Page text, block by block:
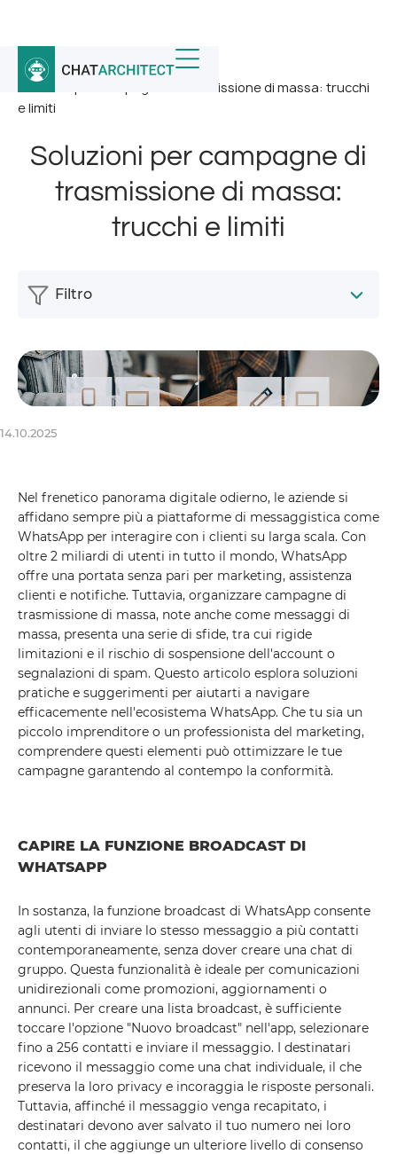
Home / Notizia /
Soluzioni per campagne di trasmissione di massa: trucchi
e limiti
Soluzioni per campagne di
trasmissione di massa:
trucchi e limiti
14.10.2025
Nel frenetico panorama digitale odierno, le aziende si
affidano sempre più a piattaforme di messaggistica come
WhatsApp per interagire con i clienti su larga scala. Con
oltre 2 miliardi di utenti in tutto il mondo, WhatsApp
offre una portata senza pari per marketing, assistenza
clienti e notifiche. Tuttavia, organizzare campagne di
trasmissione di massa, note anche come messaggi di
massa, presenta una serie di sfide, tra cui rigide
limitazioni e il rischio di sospensione dell'account o
segnalazioni di spam. Questo articolo esplora soluzioni
pratiche e suggerimenti per aiutarti a navigare
efficacemente nell'ecosistema WhatsApp. Che tu sia un
piccolo imprenditore o un professionista del marketing,
comprendere questi elementi può ottimizzare le tue
campagne garantendo al contempo la conformità.
CAPIRE LA FUNZIONE BROADCAST DI
WHATSAPP
In sostanza, la funzione broadcast di WhatsApp consente
agli utenti di inviare lo stesso messaggio a più contatti
contemporaneamente, senza dover creare una chat di
gruppo. Questa funzionalità è ideale per comunicazioni
unidirezionali come promozioni, aggiornamenti o
annunci. Per creare una lista broadcast, è sufficiente
toccare l'opzione "Nuovo broadcast" nell'app, selezionare
fino a 256 contatti e inviare il messaggio. I destinatari
ricevono il messaggio come una chat individuale, il che
preserva la loro privacy e incoraggia le risposte personali.
Tuttavia, affinché il messaggio venga recapitato, i
destinatari devono aver salvato il tuo numero nei loro
contatti, il che aggiunge un ulteriore livello di consenso
Filtro